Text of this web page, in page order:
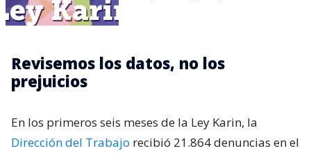
Revisemos los datos, no los
prejuicios
En los primeros seis meses de la Ley Karin, la
Dirección del Trabajo recibió 21.864 denuncias en el